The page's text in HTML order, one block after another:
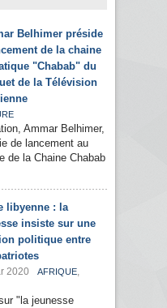
Belhimer préside
de la chaine
"Chabab" du
de la Télévision
Ammar Belhimer,
de lancement au
de la Chaine Chabab
libyenne : la
insiste sur une
politique entre
2020 AFRIQUE,
"la jeunesse